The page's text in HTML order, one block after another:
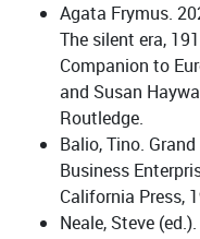
Agata Frymus.
The silent era,
Companion to
and Susan
Routledge.
Balio, Tino.
Business
California Press,
Neale, Steve